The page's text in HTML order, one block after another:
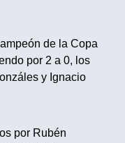
de la Copa
por 2 a 0, los
y Ignacio
por Rubén